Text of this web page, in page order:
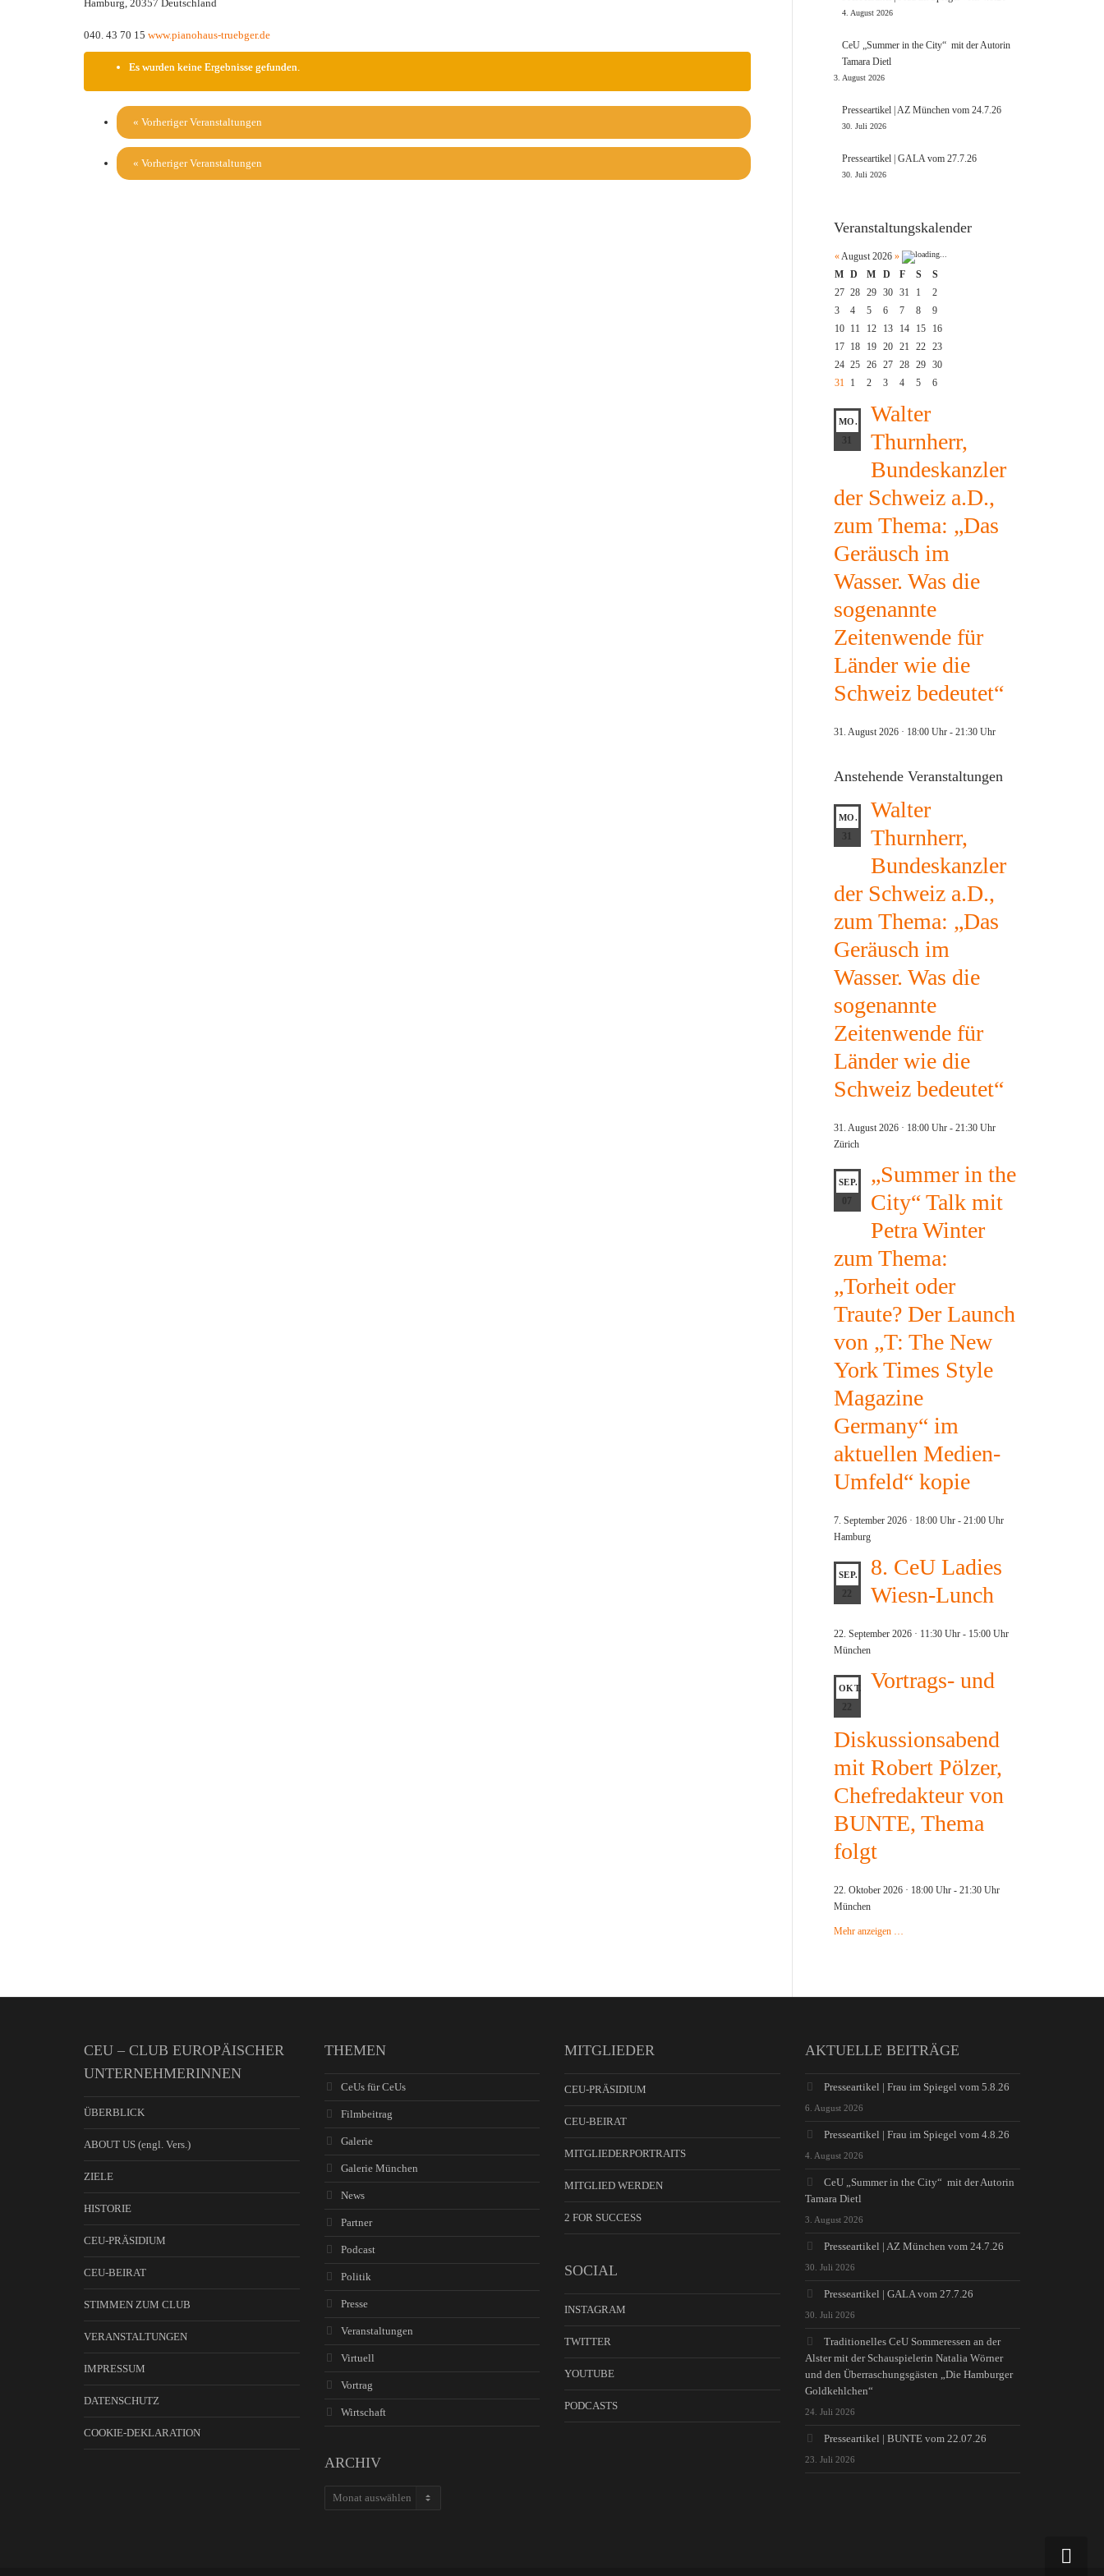
Hamburg, 20357 Deutschland
040. 43 70 15 www.pianohaus-truebger.de
Es wurden keine Ergebnisse gefunden.
« Vorheriger Veranstaltungen
« Vorheriger Veranstaltungen
4. August 2026
CeU „Summer in the City“ mit der Autorin
Tamara Dietl
3. August 2026
Presseartikel | AZ München vom 24.7.26
30. Juli 2026
Presseartikel | GALA vom 27.7.26
30. Juli 2026
Veranstaltungskalender
«August 2026 »
M
D M D F S
S
27 28 29 30 31 1
2
3
4 5 6 7 8
9
10
11 12 13 14 15
16
17
18 19 20 21 22
23
24 25 26 27 28 29
30
31
1 2 3 4 5 6
MO.
Walter
Thurnherr,
Bundeskanzler
der Schweiz a.D.,
zum Thema: „Das
Geräusch im
Wasser. Was die
sogenannte
Zeitenwende für
Länder wie die
Schweiz bedeutet“
31. August 2026 · 18:00 Uhr- 21:30 Uhr
Anstehende Veranstaltungen
MO.
Walter
Thurnherr,
Bundeskanzler
der Schweiz a.D.,
zum Thema: „Das
Geräusch im
Wasser. Was die
sogenannte
Zeitenwende für
Länder wie die
Schweiz bedeutet“
31. August 2026 · 18:00 Uhr- 21:30 Uhr
Zürich
SEP.
07
„Summer in the
City“ Talk mit
Petra Winter
zum Thema:
„Torheit oder
Traute? Der Launch
von „T: The New
York Times Style
Magazine
Germany“ im
aktuellen Medien-
Umfeld“ kopie
7. September 2026 · 18:00 Uhr- 21:00 Uhr
Hamburg
SEP.
22
8. CeU Ladies
Wiesn-Lunch
22. September 2026 · 11:30 Uhr- 15:00 Uhr
München
OKT.
22
Vortrags- und
Diskussionsabend
mit Robert Pölzer,
Chefredakteur von
BUNTE, Thema
folgt
22. Oktober 2026 · 18:00 Uhr- 21:30 Uhr
München
Mehr anzeigen …
CEU – CLUB EUROPÄISCHER
UNTERNEHMERINNEN
ÜBERBLICK
ABOUT US (engl. Vers.)
ZIELE
HISTORIE
CEU-PRÄSIDIUM
CEU-BEIRAT
STIMMEN ZUM CLUB
VERANSTALTUNGEN
IMPRESSUM
DATENSCHUTZ
COOKIE-DEKLARATION
THEMEN
CeUs für CeUs
Filmbeitrag
Galerie
Galerie München
News
Partner
Podcast
Politik
Presse
Veranstaltungen
Virtuell
Vortrag
Wirtschaft
ARCHIV
ARCHIV
MITGLIEDER
CEU-PRÄSIDIUM
CEU-BEIRAT
MITGLIEDERPORTRAITS
MITGLIED WERDEN
2 FOR SUCCESS
SOCIAL
INSTAGRAM
TWITTER
YOUTUBE
PODCASTS
AKTUELLE BEITRÄGE
Presseartikel | Frau im Spiegel vom 5.8.26
6. August 2026
Presseartikel | Frau im Spiegel vom 4.8.26
4. August 2026
CeU „Summer in the City“ mit der Autorin
Tamara Dietl
3. August 2026
Presseartikel | AZ München vom 24.7.26
30. Juli 2026
Presseartikel | GALA vom 27.7.26
30. Juli 2026
Traditionelles CeU Sommeressen an der
Alster mit der Schauspielerin Natalia Wörner
und den Überraschungsgästen „Die Hamburger
Goldkehlchen“
24. Juli 2026
Presseartikel | BUNTE vom 22.07.26
23. Juli 2026